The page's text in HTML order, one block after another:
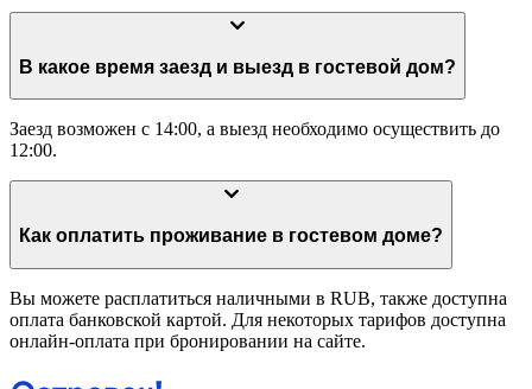
В какое время заезд и выезд в гостевой дом?
Заезд возможен с 14:00, а выезд необходимо осуществить до
12:00.
Как оплатить проживание в гостевом доме?
Вы можете расплатиться наличными в RUB, также доступна
оплата банковской картой. Для некоторых тарифов доступна
онлайн-оплата при бронировании на сайте.